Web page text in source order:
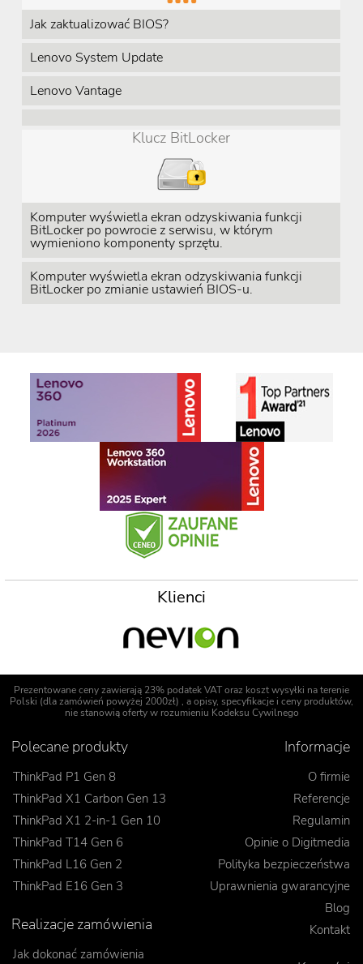
Jak zaktualizować BIOS?
Lenovo System Update
Lenovo Vantage
Klucz BitLocker
Komputer wyświetla ekran odzyskiwania funkcji
BitLocker po powrocie z serwisu, w którym
wymieniono komponenty sprzętu.
Komputer wyświetla ekran odzyskiwania funkcji
BitLocker po zmianie ustawień BIOS-u.
Klienci
Prezentowane ceny zawierają 23% podatek VAT oraz koszt wysyłki na terenie
Polski (dla zamówień powyżej 2000zł) , a opisy, specyfikacje i ceny produktów,
nie stanowią oferty w rozumieniu Kodeksu Cywilnego
Polecane produkty
ThinkPad P1 Gen 8
ThinkPad X1 Carbon Gen 13
ThinkPad X1 2-in-1 Gen 10
ThinkPad T14 Gen 6
ThinkPad L16 Gen 2
ThinkPad E16 Gen 3
Informacje
O firmie
Referencje
Regulamin
Opinie o Digitmedia
Polityka bezpieczeństwa
Uprawnienia gwarancyjne
Blog
Kontakt
Realizacje zamówienia
Jak dokonać zamówienia